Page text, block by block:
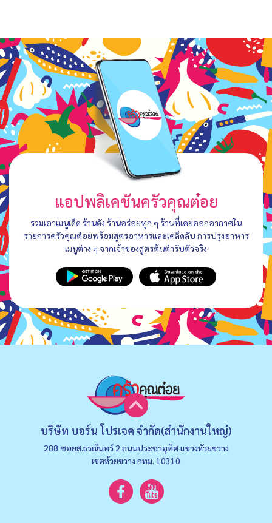
แอปพลิเคชันครัวคุณต๋อย
รวมเอาเมนูเด็ด ร้านดัง ร้านอร่อยทุก ๆ ร้านที่เคยออกอากาศใน
รายการครัวคุณต๋อยพร้อมสูตรอาหารและเคล็ดลับ การปรุงอาหาร
เมนูต่าง ๆ จากเจ้าของสูตรต้นตำรับตัวจริง
บริษัท บอร์น โปรเจค จำกัด(สำนักงานใหญ่)
288 ซอยส.ธรณินทร์ 2 ถนนประชาอุทิศ แขวงหัวยขวาง
เขตห้วยขวาง กทม. 10310